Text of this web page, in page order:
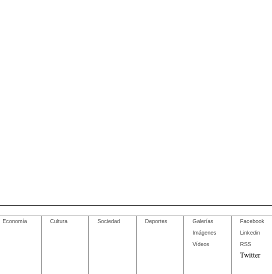
Economía Cultura Sociedad Deportes
Galerías
Imágenes
Vídeos
Facebook
Linkedin
RSS
Twitter